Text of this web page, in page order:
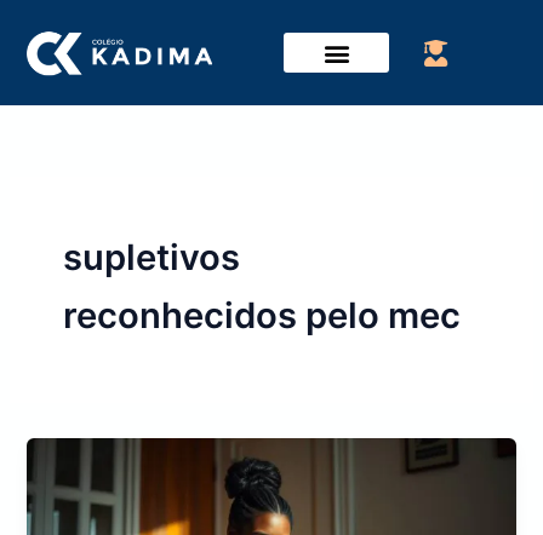
para
conteúdo
supletivos
reconhecidos pelo mec